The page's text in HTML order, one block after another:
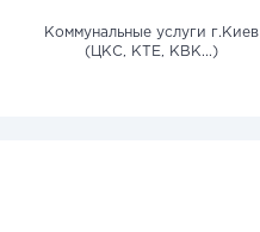
Коммунальные услуги г.Киев
(ЦКС, КТЕ, КВК...)